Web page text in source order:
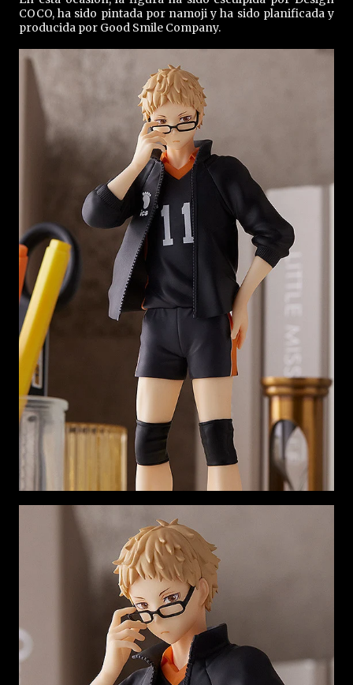
COCO, ha sido pintada por namoji y ha sido planificada y
producida por Good Smile Company.